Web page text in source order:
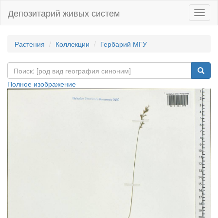
Депозитарий живых систем
Растения Коллекции Гербарий МГУ
Полное изображение